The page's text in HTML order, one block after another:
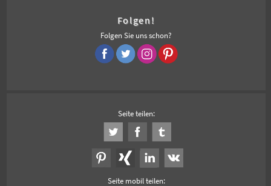
Folgen!
Folgen Sie uns schon?
Seite teilen:
Seite mobil teilen: